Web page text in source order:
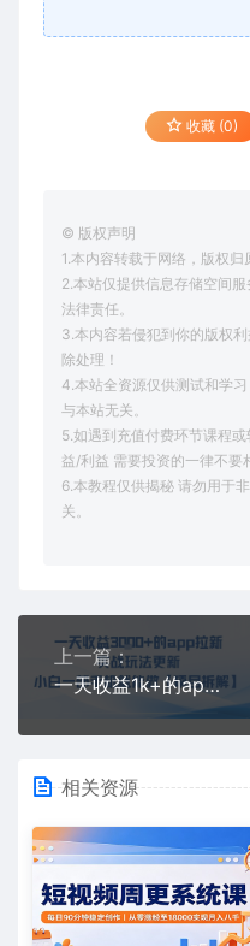
收藏 (0)
© 版权声明
1.本内容转载于网络，版权归
2.本站仅提供信息存储空间
法律责任。
3.本内容若侵犯到你的版权
除处理！
4.本站全资源仅供测试和学
与本站无关。
5.如遇到充值付费环节课程
益/利益 需要投资的一律不要
6.本教程仅供揭秘 请勿用于
关。
上一篇：
一天收益1k+的app拉新，实战玩法更新，小白一部手机就能做【项目拆解】
相关资源